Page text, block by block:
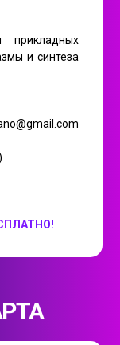
прикладных
и синтеза